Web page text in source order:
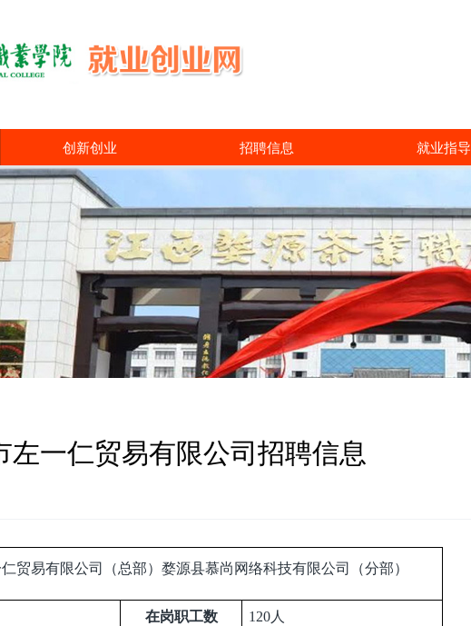
创新创业 招聘信息 就业指导
左一仁贸易有限公司招聘信息
贸易有限公司（总部）婺源县慕尚网络科技有限公司（分部）
在岗职工数 120人